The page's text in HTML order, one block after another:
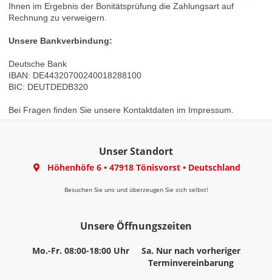
Ihnen im Ergebnis der Bonitätsprüfung die Zahlungsart auf
Rechnung zu verweigern.
Unsere Bankverbindung:
Deutsche Bank
IBAN: DE44320700240018288100
BIC: DEUTDEDB320
Bei Fragen finden Sie unsere Kontaktdaten im Impressum.
Unser Standort
Höhenhöfe 6• 47918 Tönisvorst• Deutschland
Besuchen Sie uns und überzeugen Sie sich selbst!
Unsere Öffnungszeiten
Mo.-Fr. 08:00-18:00 Uhr
Sa. Nur nach vorheriger
Terminvereinbarung